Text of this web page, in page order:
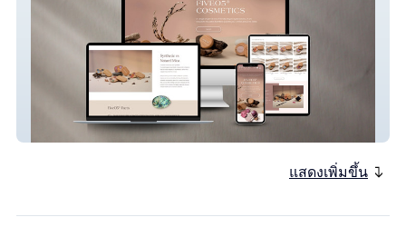
Five05 Cosmetics
แสดงเพิ่มขึ้น